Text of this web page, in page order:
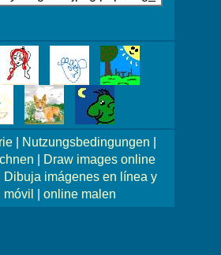
| Nutzungsbedingungen
Draw images online
Dibuja imágenes en línea y
online malen